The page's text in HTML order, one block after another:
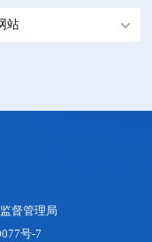
站
督管理局
号-7